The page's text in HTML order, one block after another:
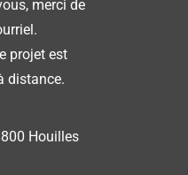
merci de
projet est
distance.
Houilles